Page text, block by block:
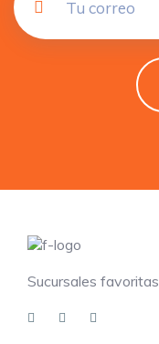
Sucursales favoritas